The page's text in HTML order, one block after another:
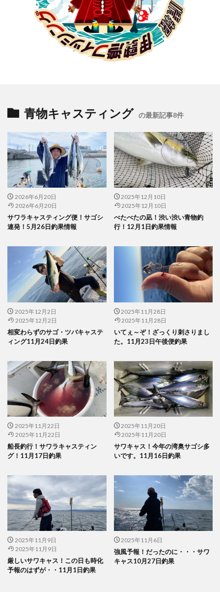
青物キャスティング の最新記事8件
2026年6月20日
2026年6月20日
サワラキャスティング便！サゴシ
連発！5月26日釣果情報
2025年12月10日
2025年12月10日
べたべたの凪！渋い渋い青物釣
行！12月1日釣果情報
2025年12月2日
2025年12月2日
相変わらずのサゴ・ツバキャステ
ィング11月24日釣果
2025年11月28日
2025年11月28日
いてぇ～ぞ！ざっくり刺さりまし
た。11月23日午後便釣果
2025年11月22日
2025年11月22日
船長釣行！サワラキャスティン
グ！11月17日釣果
2025年11月20日
2025年11月20日
サワキャス！今年の湾奥サゴシ多
いです。11月16日釣果
2025年11月9日
2025年11月9日
厳しいサワキャス！この日も時化
予報のはずが・・11月1日釣果
2025年11月6日
強風予報！だったのに・・・サワ
キャス10月27日釣果